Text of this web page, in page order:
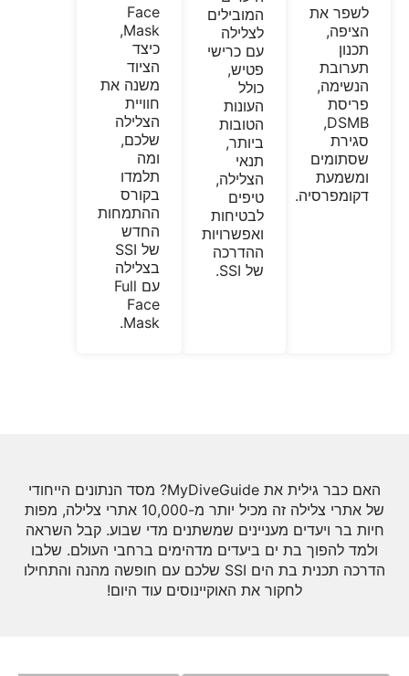
לשפר את
הציפה,
תכנון
תערובת
הנשימה,
פריסת
DSMB,
סגירת
שסתומים
ומשמעת
דקומפרסיה.
המובילים
לצלילה
עם כרישי
פטיש,
כולל
העונות
הטובות
ביותר,
תנאי
הצלילה,
טיפים
לבטיחות
ואפשרויות
ההדרכה
של SSI.
Face
Mask,
כיצד
הציוד
משנה את
חוויית
הצלילה
שלכם,
ומה
תלמדו
בקורס
ההתמחות
החדש
של SSI
בצלילה
עם Full
Face
Mask.
האם כבר גילית את MyDiveGuide? מסד הנתונים הייחודי
של אתרי צלילה זה מכיל יותר מ-10,000 אתרי צלילה, מפות
חיות בר ויעדים מעניינים שמשתנים מדי שבוע. קבל השראה
ולמד להפוך בת ים ביעדים מדהימים ברחבי העולם. שלבו
הדרכה תכנית בת הים SSI שלכם עם חופשה מהנה והתחילו
לחקור את האוקיינוסים עוד היום!